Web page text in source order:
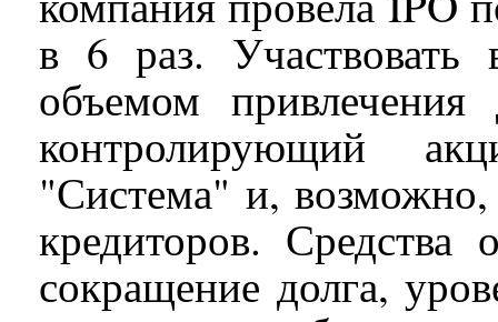
в 6 раз.
объемом
контролирующий
"Система" и,
кредиторов. Средства
сокращение долга,